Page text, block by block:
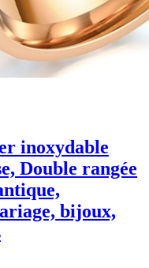
inoxydable
Double rangée
bijoux,